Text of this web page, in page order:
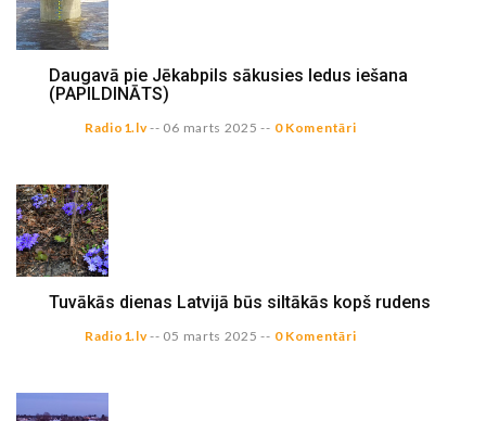
Daugavā pie Jēkabpils sākusies ledus iešana
(PAPILDINĀTS)
Radio1.lv-- 06 marts 2025 -- 0 Komentāri
Tuvākās dienas Latvijā būs siltākās kopš rudens
Radio1.lv-- 05 marts 2025 -- 0 Komentāri